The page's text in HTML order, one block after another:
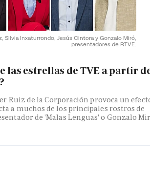
Silvia Inxaturrondo, Jesús Cintora y Gonzalo Miró,
presentadores de RTVE.
las estrellas de TVE a partir
Ruiz de la Corporación provoca un
a muchos de los principales rostros de
de 'Malas Lenguas' o Gonzalo